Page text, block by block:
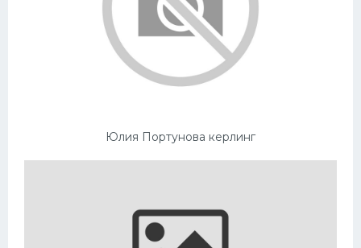
Юлия Портунова керлинг